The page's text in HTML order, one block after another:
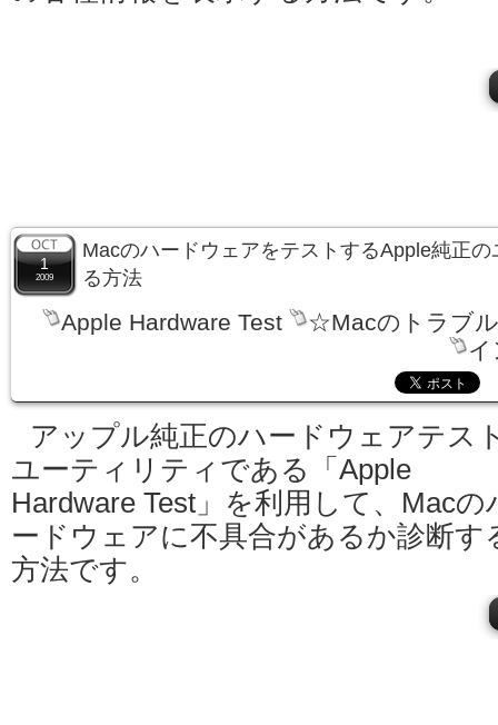
1
2009
MacのハードウェアをテストするApple純正
る方法
Apple Hardware Test
☆Macのトラブ
アップル純正のハードウェアテス
ユーティリティである「Apple
Hardware Test」を利用して、Macの
ードウェアに不具合があるか診断す
方法です。